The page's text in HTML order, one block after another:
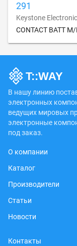
291
Keystone
CONTACT BATT
В нашу линию
электронных
ведущих мировых
электронные
под заказ.
О компании
Каталог
Производители
Статьи
Новости
Контакты